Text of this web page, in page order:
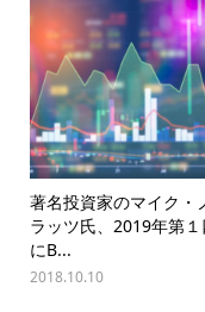
著名投資家のマイク・
ラッツ氏、2019年第
にB...
2018.10.10